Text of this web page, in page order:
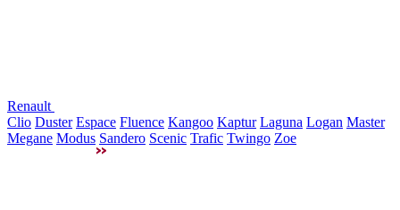
Renault
Clio Duster Espace Fluence Kangoo Kaptur Laguna Logan Master
Megane Modus Sandero Scenic Trafic Twingo Zoe